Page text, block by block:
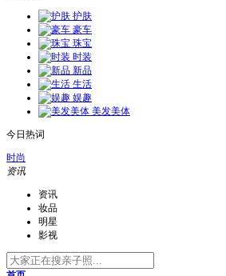
护肤
豪车
珠宝
时装
新品
生活
娱趣
美发美体
今日热词
时尚
资讯
资讯
妆品
明星
影视